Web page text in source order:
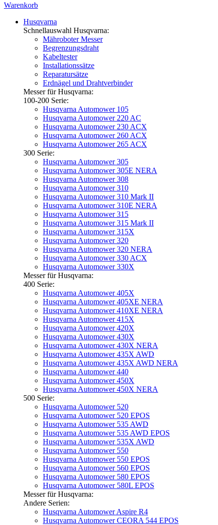
Warenkorb
Husqvarna
Schnellauswahl Husqvarna:
Mähroboter Messer
Begrenzungsdraht
Kabeltester
Installationssätze
Reparatursätze
Erdnägel und Drahtverbinder
Messer für Husqvarna:
100-200 Serie:
Husqvarna Automower 105
Husqvarna Automower 220 AC
Husqvarna Automower 230 ACX
Husqvarna Automower 260 ACX
Husqvarna Automower 265 ACX
300 Serie:
Husqvarna Automower 305
Husqvarna Automower 305E NERA
Husqvarna Automower 308
Husqvarna Automower 310
Husqvarna Automower 310 Mark II
Husqvarna Automower 310E NERA
Husqvarna Automower 315
Husqvarna Automower 315 Mark II
Husqvarna Automower 315X
Husqvarna Automower 320
Husqvarna Automower 320 NERA
Husqvarna Automower 330 ACX
Husqvarna Automower 330X
Messer für Husqvarna:
400 Serie:
Husqvarna Automower 405X
Husqvarna Automower 405XE NERA
Husqvarna Automower 410XE NERA
Husqvarna Automower 415X
Husqvarna Automower 420X
Husqvarna Automower 430X
Husqvarna Automower 430X NERA
Husqvarna Automower 435X AWD
Husqvarna Automower 435X AWD NERA
Husqvarna Automower 440
Husqvarna Automower 450X
Husqvarna Automower 450X NERA
500 Serie:
Husqvarna Automower 520
Husqvarna Automower 520 EPOS
Husqvarna Automower 535 AWD
Husqvarna Automower 535 AWD EPOS
Husqvarna Automower 535X AWD
Husqvarna Automower 550
Husqvarna Automower 550 EPOS
Husqvarna Automower 560 EPOS
Husqvarna Automower 580 EPOS
Husqvarna Automower 580L EPOS
Messer für Husqvarna:
Andere Serien:
Husqvarna Automower Aspire R4
Husqvarna Automower CEORA 544 EPOS